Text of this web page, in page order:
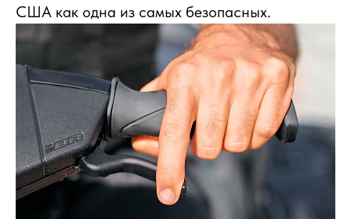
США как одна из самых безопасных.